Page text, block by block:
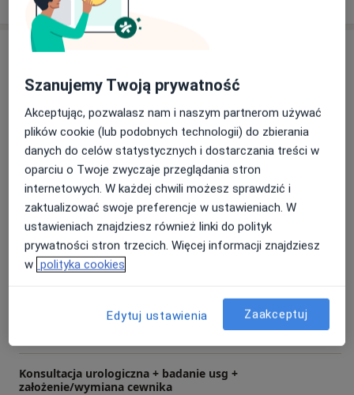
Usługi i ceny
Konsultacja urologiczna
Od 300 zł Szczegóły
Konsultacja urologiczna + USG
moszny
Od 300 zł Szczegóły
Umów wizytę
Konsultacja urologiczna + USG
prostaty przez powłoki brzuszne
Od 300 zł Szczegóły
Umów wizytę
układu moczowego
Umów wizytę
Konsultacja urologiczna + badanie usg +
założenie/wymiana cewnika
Szanujemy Twoją prywatność
Akceptując, pozwalasz nam i naszym partnerom używać
plików cookie (lub podobnych technologii) do zbierania
danych do celów statystycznych i dostarczania treści w
oparciu o Twoje zwyczaje przeglądania stron
internetowych. W każdej chwili możesz sprawdzić i
zaktualizować swoje preferencje w ustawieniach. W
ustawieniach znajdziesz również linki do polityk
prywatności stron trzecich. Więcej informacji znajdziesz
w polityka cookies
Edytuj ustawienia Zaakceptuj